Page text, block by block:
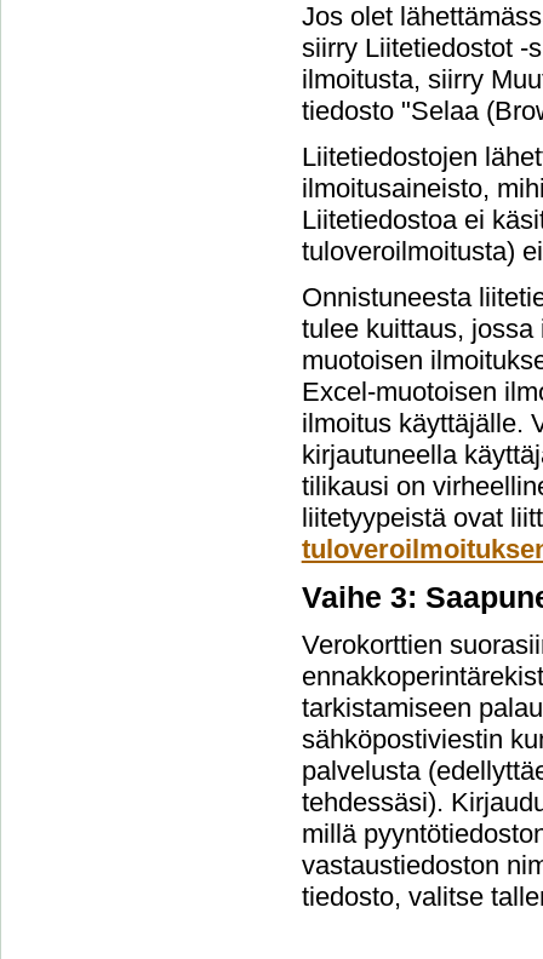
Jos olet
siirry Liitetiedostot -
ilmoitusta, siirry
tiedosto "Selaa
Liitetiedostojen
ilmoitusaineisto,
Liitetiedostoa ei
tuloveroilmoitusta)
Onnistuneesta
tulee kuittaus,
muotoisen
Excel-muotoisen
ilmoitus käyttäjälle.
kirjautuneella
tilikausi on
liitetyypeistä ovat
Vaihe 3:
Verokorttien
tarkistamiseen
sähköpostiviestin
palvelusta
tehdessäsi).
millä
vastaustiedoston
tiedosto, valitse